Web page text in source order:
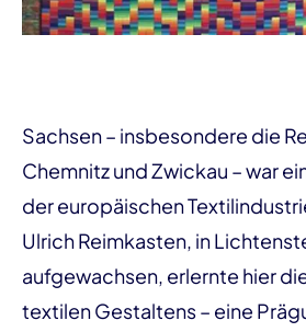
Sachsen – insbesondere die
Chemnitz und Zwickau – war
der europäischen
Ulrich Reimkasten, in
aufgewachsen, erlernte hier
textilen Gestaltens – eine